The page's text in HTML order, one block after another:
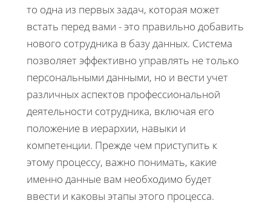
то одна из первых задач, которая может
встать перед вами - это правильно добавить
нового сотрудника в базу данных. Система
позволяет эффективно управлять не только
персональными данными, но и вести учет
различных аспектов профессиональной
деятельности сотрудника, включая его
положение в иерархии, навыки и
компетенции. Прежде чем приступить к
этому процессу, важно понимать, какие
именно данные вам необходимо будет
ввести и каковы этапы этого процесса.